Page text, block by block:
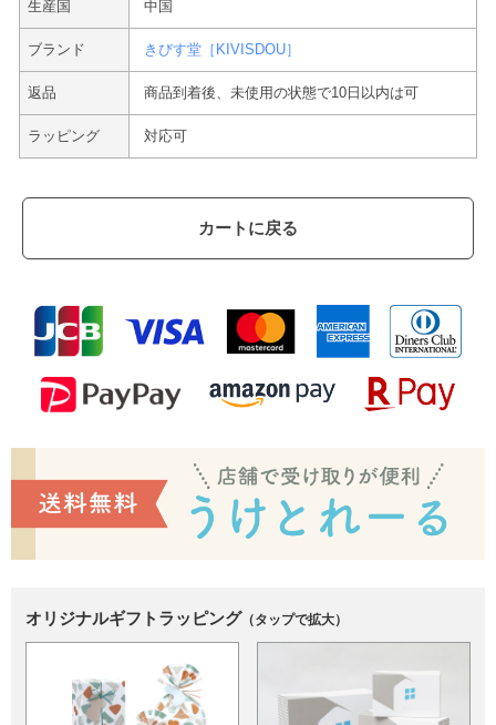
生産国 中国
ブランド きびす堂［KIVISDOU］
返品 商品到着後、未使用の状態で10日以内は可
ラッピング 対応可
カートに戻る
オリジナルギフトラッピング （タップで拡大）